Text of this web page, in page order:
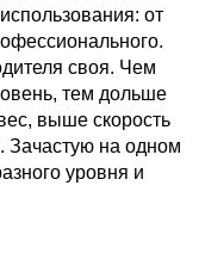
от
своя. Чем
тем дольше
выше скорость
Зачастую на одном
уровня и